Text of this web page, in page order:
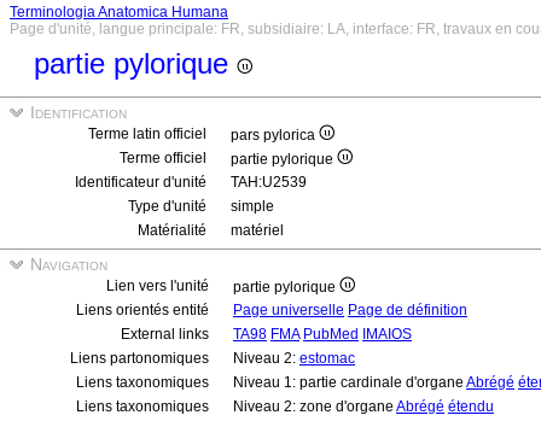
Terminologia Anatomica Humana
Page d'unité, langue principale: FR, subsidiaire: LA, interface: FR, travaux en
partie pylorique
Identification
Terme latin officiel
pars pylorica
Terme officiel
partie pylorique
Identificateur d'unité
TAH:U2539
Type d'unité
simple
Matérialité
matériel
Navigation
Lien vers l'unité
partie pylorique
Liens orientés entité
Page universelle Page de définition
External links
TA98 FMA PubMed
IMAIOS
Liens partonomiques
Niveau 2: estomac
Liens taxonomiques
Niveau 1: partie cardinale d'organe Abrégé
Liens taxonomiques
Niveau 2: zone d'organe Abrégé étendu